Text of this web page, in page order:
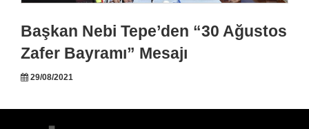
Başkan Nebi Tepe’den “30 Ağustos
Zafer Bayramı” Mesajı
29/08/2021